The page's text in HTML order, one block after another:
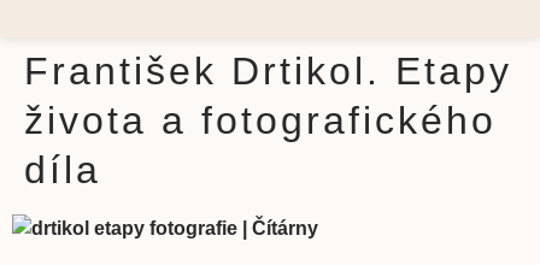
František Drtikol. Etapy
života a fotografického
díla